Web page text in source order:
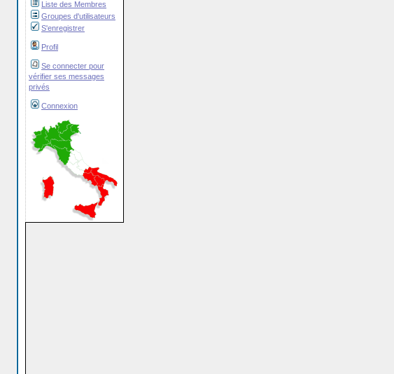
Liste des Membres
Groupes d'utilisateurs
S'enregistrer
Profil
Se connecter pour
vérifier ses messages
privés
Connexion